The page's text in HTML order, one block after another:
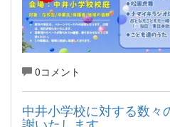
0コメント
中井小学校に対する数々